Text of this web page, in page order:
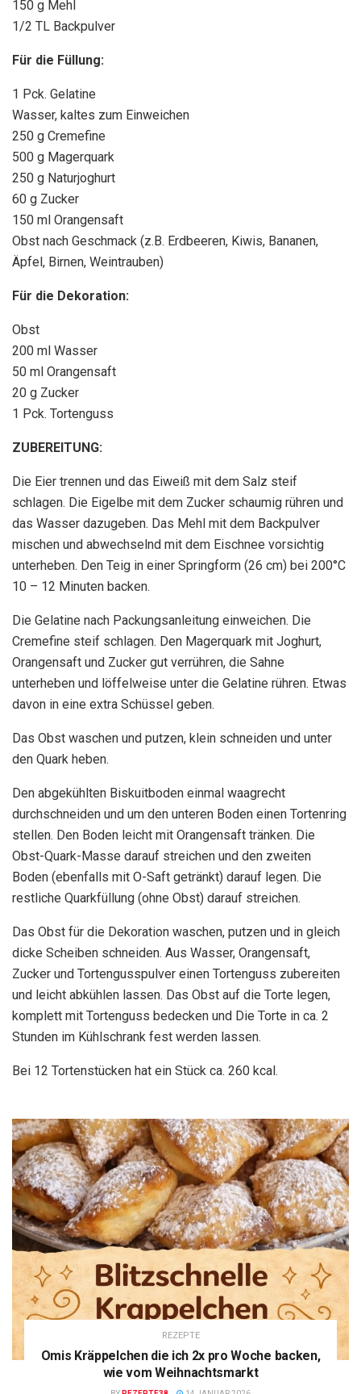
150 g Mehl
1/2 TL Backpulver
Für die Füllung:
1 Pck. Gelatine
Wasser, kaltes zum Einweichen
250 g Cremefine
500 g Magerquark
250 g Naturjoghurt
60 g Zucker
150 ml Orangensaft
Obst nach Geschmack (z.B. Erdbeeren, Kiwis, Bananen,
Äpfel, Birnen, Weintrauben)
Für die Dekoration:
Obst
200 ml Wasser
50 ml Orangensaft
20 g Zucker
1 Pck. Tortenguss
ZUBEREITUNG:
Die Eier trennen und das Eiweiß mit dem Salz steif
schlagen. Die Eigelbe mit dem Zucker schaumig rühren und
das Wasser dazugeben. Das Mehl mit dem Backpulver
mischen und abwechselnd mit dem Eischnee vorsichtig
unterheben. Den Teig in einer Springform (26 cm) bei 200°C
10 – 12 Minuten backen.
Die Gelatine nach Packungsanleitung einweichen. Die
Cremefine steif schlagen. Den Magerquark mit Joghurt,
Orangensaft und Zucker gut verrühren, die Sahne
unterheben und löffelweise unter die Gelatine rühren. Etwas
davon in eine extra Schüssel geben.
Das Obst waschen und putzen, klein schneiden und unter
den Quark heben.
Den abgekühlten Biskuitboden einmal waagrecht
durchschneiden und um den unteren Boden einen Tortenring
stellen. Den Boden leicht mit Orangensaft tränken. Die
Obst-Quark-Masse darauf streichen und den zweiten
Boden (ebenfalls mit O-Saft getränkt) darauf legen. Die
restliche Quarkfüllung (ohne Obst) darauf streichen.
Das Obst für die Dekoration waschen, putzen und in gleich
dicke Scheiben schneiden. Aus Wasser, Orangensaft,
Zucker und Tortengusspulver einen Tortenguss zubereiten
und leicht abkühlen lassen. Das Obst auf die Torte legen,
komplett mit Tortenguss bedecken und Die Torte in ca. 2
Stunden im Kühlschrank fest werden lassen.
Bei 12 Tortenstücken hat ein Stück ca. 260 kcal.
REZEPTE
Omis Kräppelchen die ich 2x pro Woche backen,
wie vom Weihnachtsmarkt